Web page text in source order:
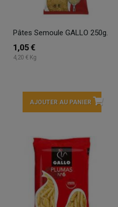
Pâtes Semoule GALLO 250g.
1,05 €
4,20 € Kg
AJOUTER AU PANIER